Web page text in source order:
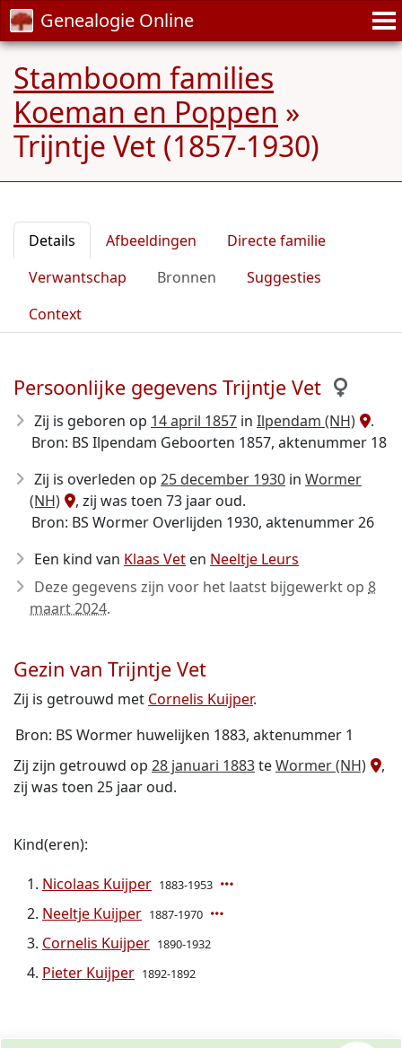
Genealogie Online
Stamboom families
Koeman en Poppen »
Trijntje Vet (1857-1930)
Details Afbeeldingen
Directe familie
Verwantschap
Bronnen
Suggesties
Context
Persoonlijke gegevens Trijntje Vet
Zij is geboren op 14 april 1857 in Ilpendam (NH)
.
Bron: BS Ilpendam Geboorten 1857, aktenummer 18
Zij is overleden op 25 december 1930 in Wormer
(NH)
, zij was toen 73 jaar oud.
Bron: BS Wormer Overlijden 1930, aktenummer 26
Een kind van Klaas Vet en Neeltje Leurs
Deze gegevens zijn voor het laatst bijgewerkt op 8
maart 2024.
Gezin van Trijntje Vet
Zij is getrouwd met Cornelis Kuijper.
Bron: BS Wormer huwelijken 1883, aktenummer 1
Zij zijn getrouwd op 28 januari 1883teWormer (NH)
,
zij was toen 25 jaar oud.
Kind(eren):
Nicolaas Kuijper 1883-1953
Neeltje Kuijper 1887-1970
Cornelis Kuijper 1890-1932
Pieter Kuijper 1892-1892